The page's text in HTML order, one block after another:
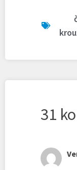
31